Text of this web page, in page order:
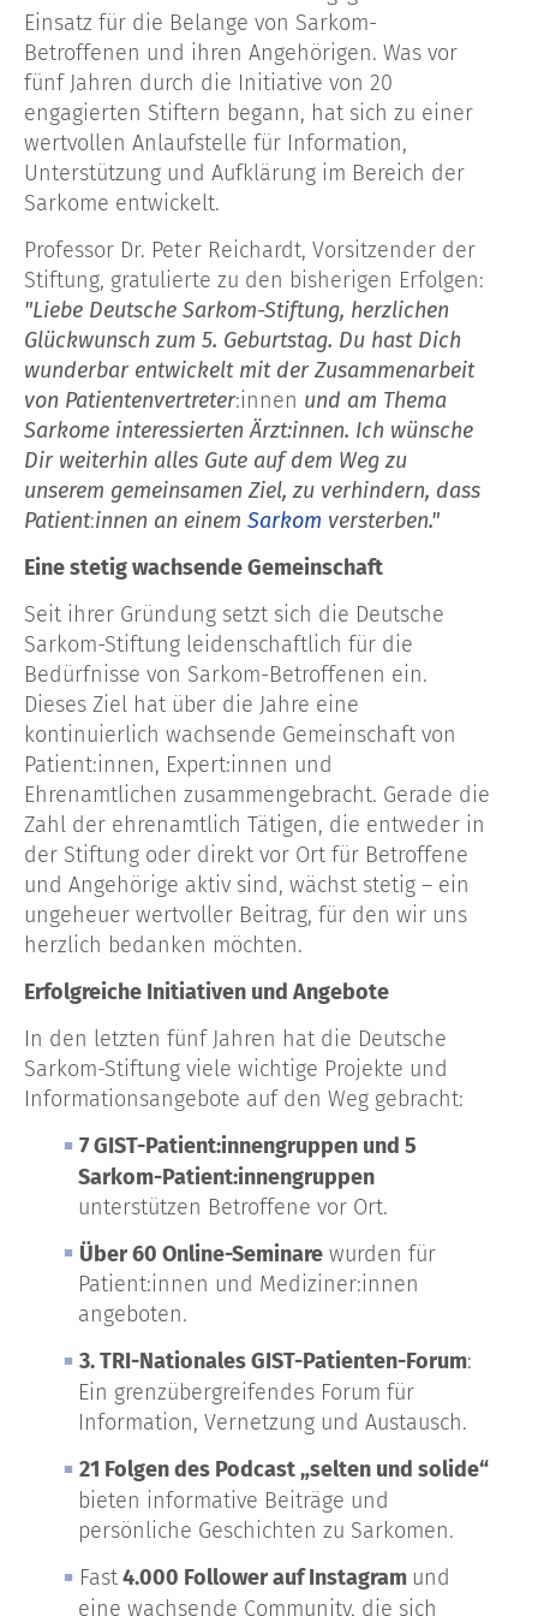
Einsatz für die Belange von Sarkom-
Betroffenen und ihren Angehörigen. Was vor
fünf Jahren durch die Initiative von 20
engagierten Stiftern begann, hat sich zu einer
wertvollen Anlaufstelle für Information,
Unterstützung und Aufklärung im Bereich der
Sarkome entwickelt.
Professor Dr. Peter Reichardt, Vorsitzender der
Stiftung, gratulierte zu den bisherigen Erfolgen:
"Liebe Deutsche Sarkom-Stiftung, herzlichen
Glückwunsch zum 5. Geburtstag. Du hast Dich
wunderbar entwickelt mit der Zusammenarbeit
von Patientenvertreter:innen und am Thema
Sarkome interessierten Ärzt:innen. Ich wünsche
Dir weiterhin alles Gute auf dem Weg zu
unserem gemeinsamen Ziel, zu verhindern, dass
Patient:innen an einem Sarkom versterben."
Eine stetig wachsende Gemeinschaft
Seit ihrer Gründung setzt sich die Deutsche
Sarkom-Stiftung leidenschaftlich für die
Bedürfnisse von Sarkom-Betroffenen ein.
Dieses Ziel hat über die Jahre eine
kontinuierlich wachsende Gemeinschaft von
Patient:innen, Expert:innen und
Ehrenamtlichen zusammengebracht. Gerade die
Zahl der ehrenamtlich Tätigen, die entweder in
der Stiftung oder direkt vor Ort für Betroffene
und Angehörige aktiv sind, wächst stetig – ein
ungeheuer wertvoller Beitrag, für den wir uns
herzlich bedanken möchten.
Erfolgreiche Initiativen und Angebote
In den letzten fünf Jahren hat die Deutsche
Sarkom-Stiftung viele wichtige Projekte und
Informationsangebote auf den Weg gebracht:
7 GIST-Patient:innengruppen und 5
Sarkom-Patient:innengruppen
unterstützen Betroffene vor Ort.
Über 60 Online-Seminare wurden für
Patient:innen und Mediziner:innen
angeboten.
3. TRI-Nationales GIST-Patienten-Forum:
Ein grenzübergreifendes Forum für
Information, Vernetzung und Austausch.
21 Folgen des Podcast „selten und solide“
bieten informative Beiträge und
persönliche Geschichten zu Sarkomen.
Fast4.000 Follower auf Instagram und
eine wachsende Community, die sich